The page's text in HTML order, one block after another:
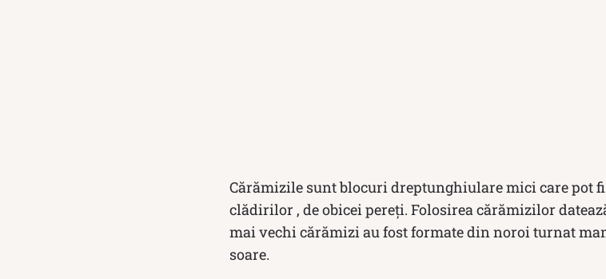
Cărămizile sunt blocuri dreptunghiulare mici care pot
clădirilor , de obicei pereți. Folosirea cărămizilor
mai vechi cărămizi au fost formate din noroi turnat
soare.